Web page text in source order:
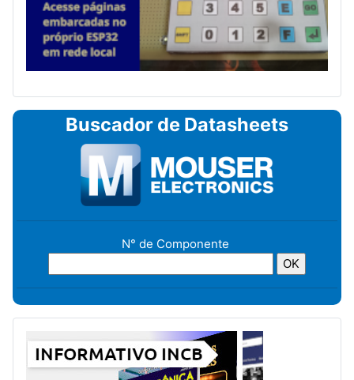
Buscador de Datasheets
N° de Componente